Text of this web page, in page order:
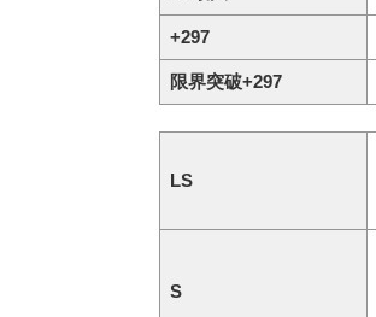
+297
限界突破+297
LS
S